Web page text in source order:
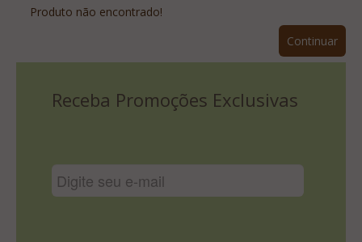
Lista De Desejos
Produto não encontrado!
Continuar
Receba Promoções Exclusivas